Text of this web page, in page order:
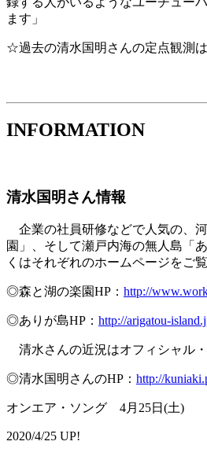
ます」
☆過去の清水国明さんの定点観測は
INFORMATION
清水国明さん情報
企業の社員研修などで人気の、
園」、そして瀬戸内海の無人島「
くはそれぞれのホームページをご覧
◎森と湖の楽園HP： http://
◎ありが島HP： http://arigatou-
清水さんの近況はオフィシャル・
◎清水国明さんのHP： http://
オンエア・ソング 4月25日(土)
2020/4/25 UP!